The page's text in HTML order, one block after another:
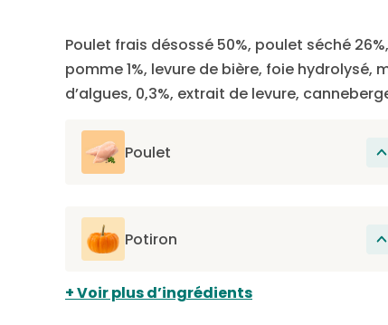
Poulet frais désossé 50%, poulet séché
pomme 1%, levure de bière, foie hydrolysé,
d’algues, 0,3%, extrait de levure,
Poulet
renouvellement des cellules présentes
dans les muscles, les poils, les organes, la
peau, les griffes et sont donc
responsables pour la construction de
Potiron
potiron contient des vitamines et des
Voir plus d’ingrédients